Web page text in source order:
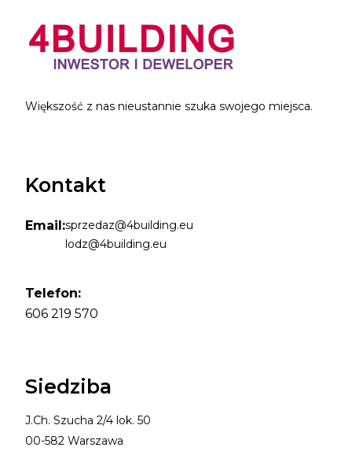
Większość z nas nieustannie szuka swojego miejsca.
Kontakt
Email:sprzedaz@4building.eu
lodz@4building.eu
Telefon:
606 219 570
Siedziba
J.Ch. Szucha 2/4 lok. 50
00-582 Warszawa